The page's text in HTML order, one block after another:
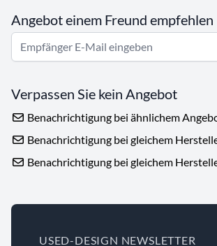
Angebot einem Freund empfehlen
Verpassen Sie kein Angebot
Benachrichtigung bei ähnlichem
Benachrichtigung bei gleichem
Benachrichtigung bei gleichem
USED-DESIGN NEWSLETTER